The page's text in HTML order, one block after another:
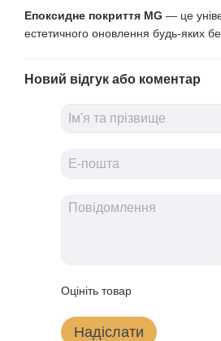
Епоксидне покриття MG — це
естетичного оновлення будь-яких
Новий відгук або коментар
Оцініть товар
Надіслати